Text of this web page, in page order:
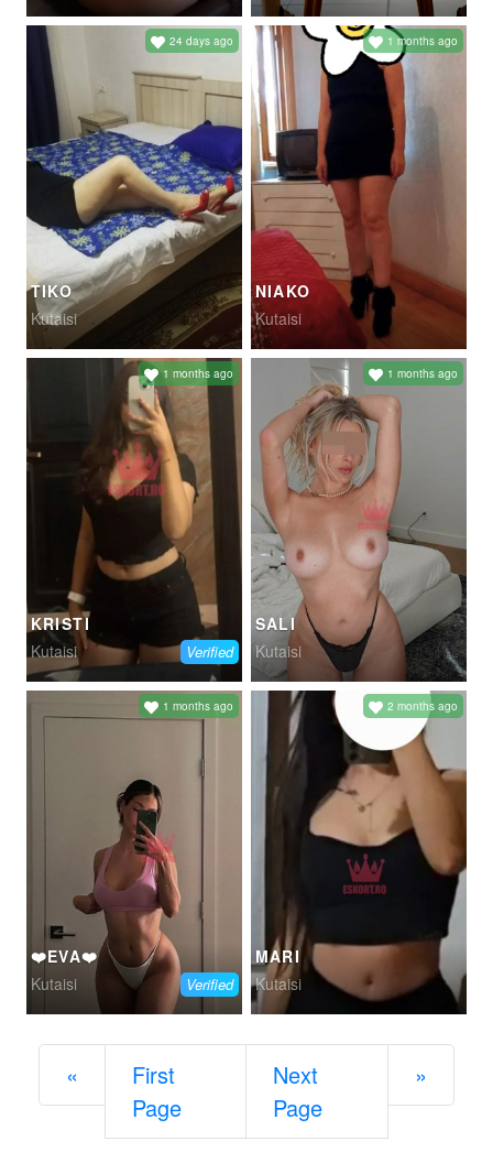
TIKO
Kutaisi
24 days ago
NIAKO
Kutaisi
1 months ago
KRISTI
Kutaisi
1 months ago
Verified
SALI
Kutaisi
1 months ago
❤️EVA❤️
Kutaisi
1 months ago
Verified
MARI
Kutaisi
2 months ago
« Previous
First
Page
Next
Page
»